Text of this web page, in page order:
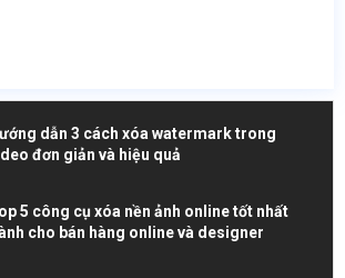
dẫn 3 cách xóa watermark trong
đơn giản và hiệu quả
5 công cụ xóa nền ảnh online tốt nhất
cho bán hàng online và designer